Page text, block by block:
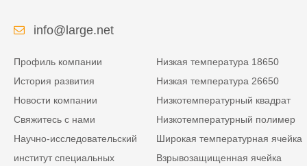
info@large.net
Профиль компании
История развития
Новости компании
Свяжитесь с нами
Научно-исследовательский
институт специальных
Низкая температура 18650
Низкая температура 26650
Низкотемпературный квадрат
Низкотемпературный полимер
Широкая температурная ячейка
Взрывозащищенная ячейка